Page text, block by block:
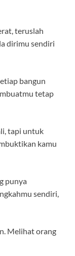
teruslah
dirimu sendiri
bangun
tetap
tapi untuk
kamu
punya
sendiri,
Melihat orang